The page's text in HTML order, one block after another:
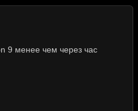
9 менее чем через час